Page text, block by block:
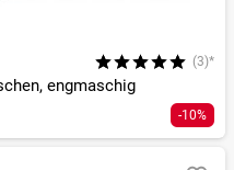
(3)*
engmaschig
-10%